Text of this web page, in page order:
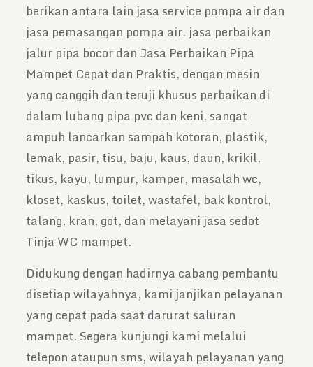
berikan antara lain jasa service pompa air dan
jasa pemasangan pompa air. jasa perbaikan
jalur pipa bocor dan Jasa Perbaikan Pipa
Mampet Cepat dan Praktis, dengan mesin
yang canggih dan teruji khusus perbaikan di
dalam lubang pipa pvc dan keni, sangat
ampuh lancarkan sampah kotoran, plastik,
lemak, pasir, tisu, baju, kaus, daun, krikil,
tikus, kayu, lumpur, kamper, masalah wc,
kloset, kaskus, toilet, wastafel, bak kontrol,
talang, kran, got, dan melayani jasa sedot
Tinja WC mampet.
Didukung dengan hadirnya cabang pembantu
disetiap wilayahnya, kami janjikan pelayanan
yang cepat pada saat darurat saluran
mampet. Segera kunjungi kami melalui
telepon ataupun sms, wilayah pelayanan yang